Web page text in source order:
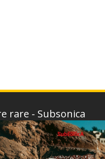
rare - Subsonica